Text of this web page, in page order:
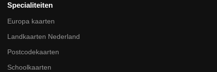
Specialiteiten
Europa kaarten
Landkaarten Nederland
Postcodekaarten
Schoolkaarten